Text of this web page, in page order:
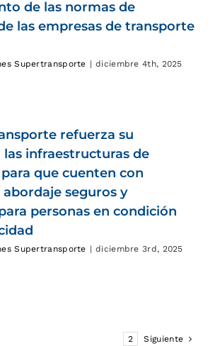
de las normas de
las empresas de transporte
Supertransporte | diciembre 4th, 2025
refuerza su
las infraestructuras de
que cuenten con
seguros y
personas en condición
Supertransporte | diciembre 3rd, 2025
2 Siguiente